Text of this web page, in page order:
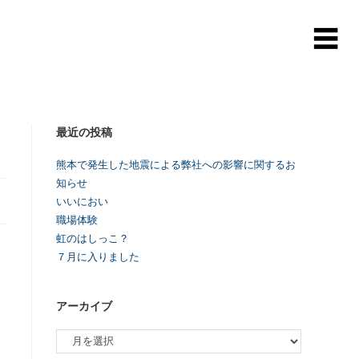
最近の投稿
熊本で発生した地震による弊社への影響に関するお
知らせ
いいにおい
職場体験
虹のはしっこ？
７月に入りました
アーカイブ